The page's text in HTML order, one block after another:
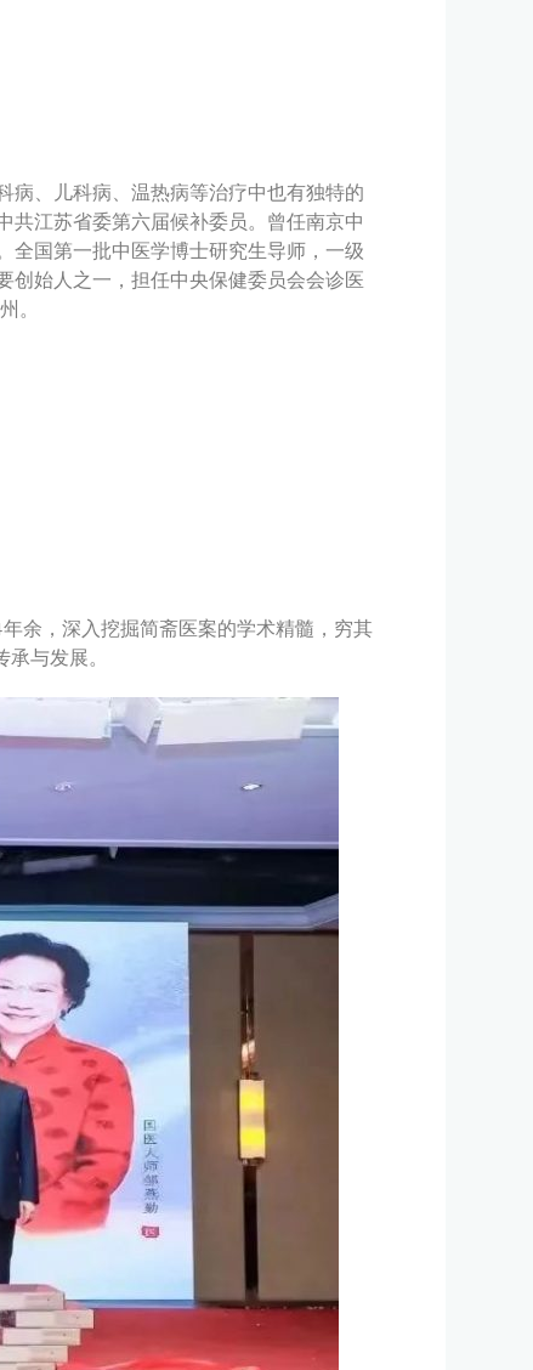
病、儿科病、温热病等治疗中也有独特的
共江苏省委第六届候补委员。曾任南京中
全国第一批中医学博士研究生导师，一级
创始人之一，担任中央保健委员会会诊医
。
余，深入挖掘简斋医案的学术精髓，穷其
与发展。